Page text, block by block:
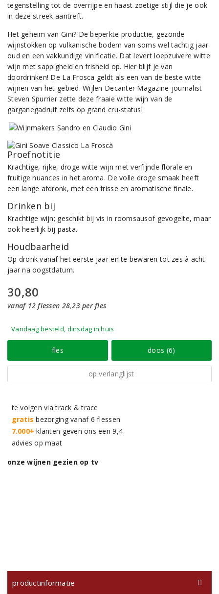
tegenstelling tot de overrijpe en haast zoetige stijl die je ook
in deze streek aantreft.
Het geheim van Gini? De beperkte productie, gezonde
wijnstokken op vulkanische bodem van soms wel tachtig jaar
oud en een vakkundige vinificatie. Dat levert loepzuivere witte
wijn met sappigheid en frisheid op. Hier blijf je van
doordrinken! De La Frosca geldt als een van de beste witte
wijnen van het gebied. Wijlen Decanter Magazine-journalist
Steven Spurrier zette deze fraaie witte wijn van de
garganegadruif zelfs op grand cru-status!
Proefnotitie
Krachtige, rijke, droge witte wijn met verfijnde florale en
fruitige nuances in het aroma. De volle droge smaak heeft
een lange afdronk, met een frisse en aromatische finale.
Drinken bij
Krachtige wijn; geschikt bij vis in roomsausof gevogelte, maar
ook heerlijk bij pasta.
Houdbaarheid
Op dronk vanaf het eerste jaar en te bewaren tot zes à acht
jaar na oogstdatum.
30,80
vanaf 12 flessen 28,23 per fles
Vandaag besteld, dinsdag in huis
fles doos (6)
op verlanglijst
te volgen via track & trace
gratis bezorging vanaf 6 flessen
7.000+ klanten geven ons een 9,4
advies op maat
onze wijnen gezien op tv
productinformatie